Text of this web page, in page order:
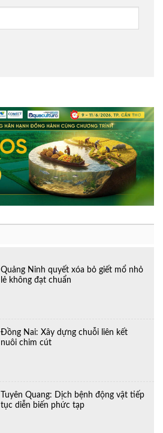
Quảng Ninh quyết xóa bỏ giết mổ nhỏ
lẻ không đạt chuẩn
Đồng Nai: Xây dựng chuỗi liên kết
nuôi chim cút
Tuyên Quang: Dịch bệnh động vật tiếp
tục diễn biến phức tạp